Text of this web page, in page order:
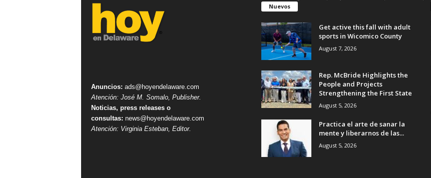
Anuncios: ads@hoyendelaware.com
Atención: José M. Somalo, Publisher.
Noticias, press releases o
consultas: news@hoyendelaware.com
Atención: Virginia Esteban, Editor.
Nuevos
Get active this fall with adult
sports in Wicomico County
August 7, 2026
Rep. McBride Highlights the
People and Projects
Strengthening the First State
August 5, 2026
Practica el arte de sanar la
mente y liberarnos de las...
August 5, 2026